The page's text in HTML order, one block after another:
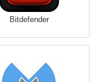
Bitdefender